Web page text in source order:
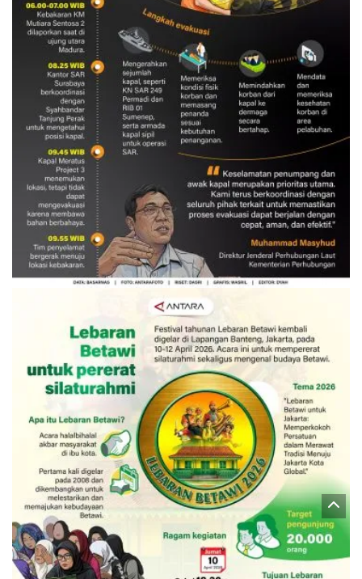
Evakuasi korban kebakaran KM
Mutiara Sentosa 2
3 Agustus 2026